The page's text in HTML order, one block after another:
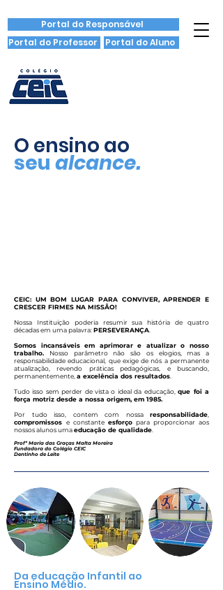
Portal do Professor
Portal do Responsável
Portal do Aluno
O ensino ao
seu alcance.
CEIC: UM BOM LUGAR PARA CONVIVER, APRENDER E
CRESCER FIRMES NA MISSÃO!
Nossa Instituição poderia resumir sua história de quatro
décadas em uma palavra:PERSEVERANÇA
Somos incansáveis em aprimorar e atualizar o nosso
trabalho. Nosso parâmetro não são os elogios, mas a
responsabilidade educacional, que exige de nós a permanente
atualização, revendo práticas pedagógicas, e buscando,
permanentemente, a excelência dos resultados
Tudo isso sem perder de vista o ideal da educação,que foi a
força motriz desde a nossa origem, em 1985.
Por tudo isso, contem com nossa responsabilidade
compromissos e constante esforçopara proporcionar aos
nossos alunos umaeducação de qualidade
Profª Maria das Graças Malta Moreira
Fundadora do Colégio CEIC
Dentinho de Leite
Da educação Infantil ao
Ensino Médio.